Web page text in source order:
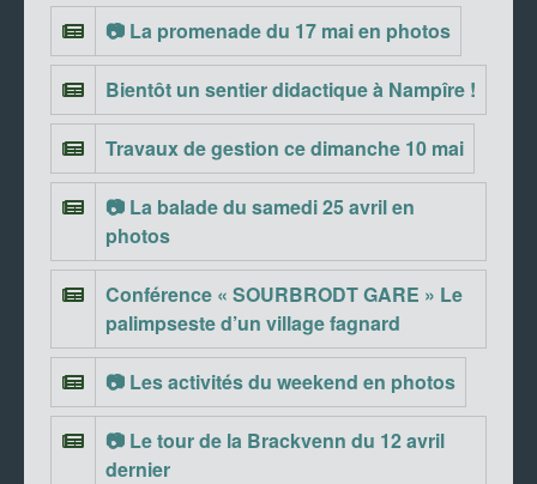
📷 La promenade du 17 mai en photos
Bientôt un sentier didactique à Nampîre !
Travaux de gestion ce dimanche 10 mai
📷 La balade du samedi 25 avril en
photos
Conférence « SOURBRODT GARE » Le
palimpseste d’un village fagnard
📷 Les activités du weekend en photos
📷 Le tour de la Brackvenn du 12 avril
dernier